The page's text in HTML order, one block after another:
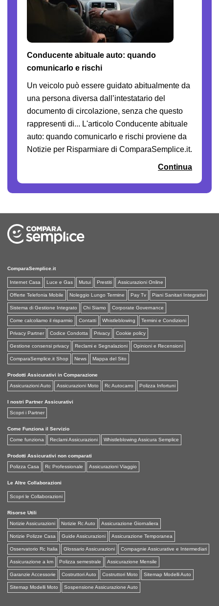
Conducente abituale auto: quando
comunicarlo e rischi
Un veicolo può essere guidato abitualmente da
una persona diversa dall’intestatario del
documento di circolazione, senza che questo
rappresenti di... L'articolo Conducente abituale
auto: quando comunicarlo e rischi proviene da
Notizie per Risparmiare di ComparaSemplice.it.
Continua
ComparaSemplice.it
Internet Casa Luce e Gas Mutui Prestiti Assicurazioni Online
Offerte Telefonia Mobile Noleggio Lungo Termine Pay Tv Piani Sanitari Integrativi
Sistema di Gestione Integrato Chi Siamo Corporate Governance
Come calcoliamo il risparmio Contatti Whistleblowing Termini e Condizioni
Privacy Partner Codice Condotta Privacy Cookie policy
Gestione consensi privacy Reclami e Segnalazioni Opinioni e Recensioni
ComparaSemplice.it Shop News Mappa del Sito
Prodotti Assicurativi in Comparazione
Assicurazioni Auto
Assicurazioni Moto Rc Autocarro Polizza Infortuni
I nostri Partner Assicurativi
Scopri i Partner
Come Funziona il Servizio
Come funziona
Reclami Assicurazioni Whistleblowing Assicura Semplice
Prodotti Assicurativi non comparati
Polizza Casa
Rc Professionale Assicurazioni Viaggio
Le Altre Collaborazioni
Scopri le Collaborazioni
Risorse Utili
Notizie Assicurazioni
Notizie Rc Auto Assicurazione Giornaliera
Notizie Polizze Casa Guide Assicurazioni Assicurazione Temporanea
Osservatorio Rc Italia Glossario Assicurazioni Compagnie Assicurative e Intermediari
Assicurazione a km Polizza semestrale Assicurazione Mensile
Garanzie Accessorie Costruttori Auto Costruttori Moto Sitemap Modelli Auto
Sitemap Modelli Moto Sospensione Assicurazione Auto